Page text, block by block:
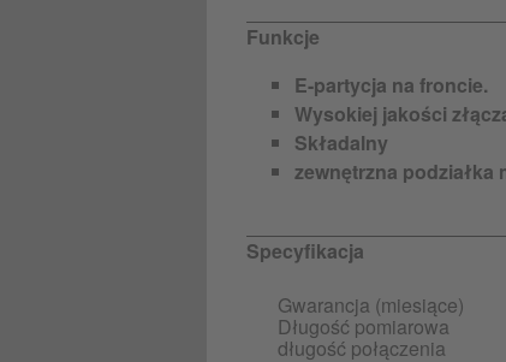
Funkcje
E-partycja na froncie.
Wysokiej jakości
Składalny
zewnętrzna podziałka
Specyfikacja
Gwarancja (miesiące)
Długość pomiarowa
długość połączenia